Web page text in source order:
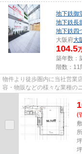
地下鉄御
地下鉄長
地下鉄四
大阪府大
104.5
築年数：
階数：11
物件より徒歩圏内に当社営業
容・物販などの様々な業種の
尚、弊社ではおとり広告は一
(